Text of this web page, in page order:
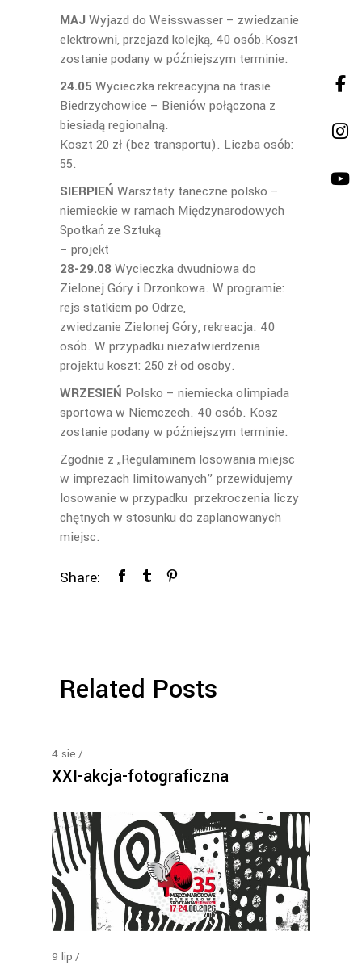
MAJWyjazd do Weisswasser – zwiedzanie
elektrowni, przejazd kolejką, 40 osób.Koszt
zostanie podany w późniejszym terminie.
24.05 Wycieczka rekreacyjna na trasie
Biedrzychowice – Bieniów połączona z
biesiadą regionalną.
Koszt 20 zł (bez transportu). Liczba osób:
55.
SIERPIEŃ Warsztaty taneczne polsko –
niemieckie w ramach Międzynarodowych
Spotkań ze Sztuką
– projekt
28-29.08 Wycieczka dwudniowa do
Zielonej Góry i Drzonkowa. W programie:
rejs statkiem po Odrze,
zwiedzanie Zielonej Góry, rekreacja. 40
osób. W przypadku niezatwierdzenia
projektu koszt: 250 zł od osoby.
WRZESIEŃ Polsko – niemiecka olimpiada
sportowa w Niemczech. 40 osób. Kosz
zostanie podany w późniejszym terminie.
Zgodnie z „Regulaminem losowania miejsc
w imprezach limitowanych” przewidujemy
losowanie w przypadku przekroczenia liczy
chętnych w stosunku do zaplanowanych
miejsc.
Share:
Related Posts
4 sie
XXI-akcja-fotograficzna
9 lip